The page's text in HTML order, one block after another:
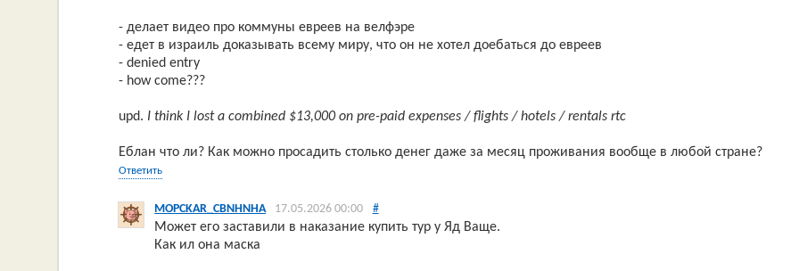
- делает видео про коммуны евреев на велфэре
- едет в израиль доказывать всему миру, что он не хотел доебаться до евреев
- denied entry
- how come???
upd. I think I lost a combined $13,000 on pre-paid expenses / flights / hotels / rentals rtc
Еблан что ли? Как можно просадить столько денег даже за месяц проживания вообще в любой стране?
Ответить
MOPCKAR_CBNHNHA 17.05.2026 00:00 #
Может его заставили в наказание купить тур у Яд Ваще.
Как ил она маска